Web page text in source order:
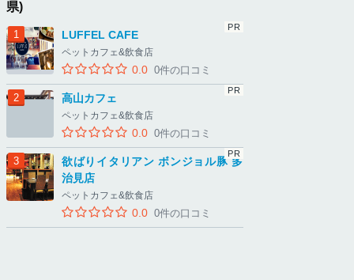
県)
LUFFEL CAFE
ペットカフェ&飲食店
0.0 0件の口コミ
高山カフェ
ペットカフェ&飲食店
0.0 0件の口コミ
欲ばりイタリアン ボンジョル豚 多
治見店
ペットカフェ&飲食店
0.0 0件の口コミ